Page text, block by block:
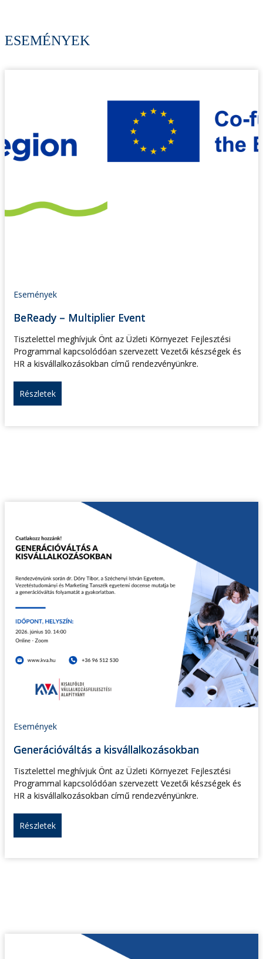
ESEMÉNYEK
Események
BeReady – Multiplier Event
Tisztelettel meghívjuk Önt az Üzleti Környezet Fejlesztési
Programmal kapcsolódóan szervezett Vezetői készségek és
HR a kisvállalkozásokban című rendezvényünkre.
Részletek
Események
Generációváltás a kisvállalkozásokban
Tisztelettel meghívjuk Önt az Üzleti Környezet Fejlesztési
Programmal kapcsolódóan szervezett Vezetői készségek és
HR a kisvállalkozásokban című rendezvényünkre.
Részletek